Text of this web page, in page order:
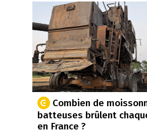
Combien de
batteuses brûlent
en France ?